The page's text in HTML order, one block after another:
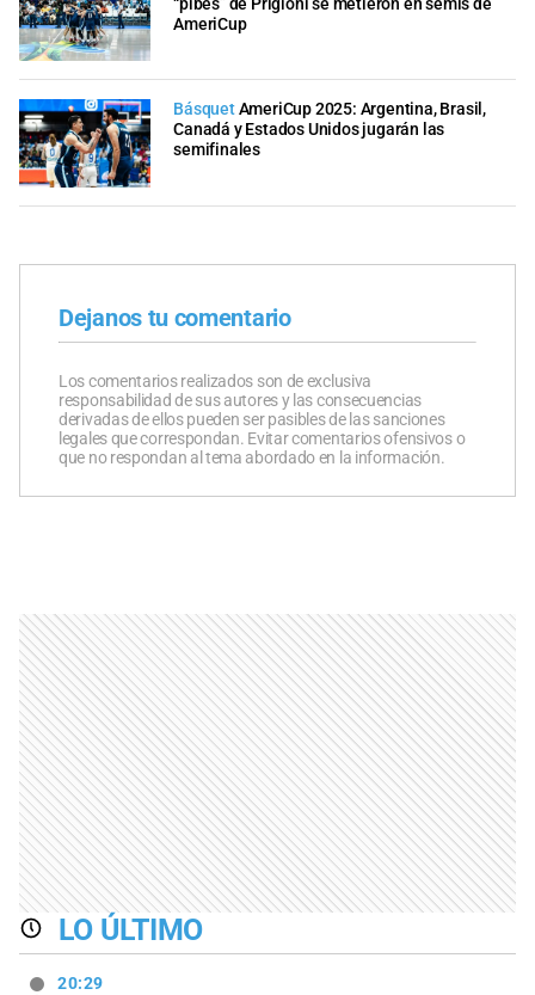
“pibes” de Prigioni se metieron en semis de
AmeriCup
BásquetAmeriCup 2025: Argentina, Brasil,
Canadá y Estados Unidos jugarán las
semifinales
Dejanos tu comentario
Los comentarios realizados son de exclusiva
responsabilidad de sus autores y las consecuencias
derivadas de ellos pueden ser pasibles de las sanciones
legales que correspondan. Evitar comentarios ofensivos o
que no respondan al tema abordado en la información.
LO ÚLTIMO
20:29